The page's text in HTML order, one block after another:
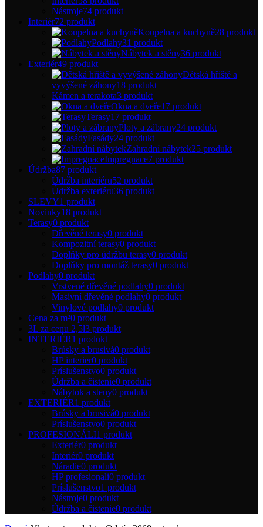
Nástroje74 produkt
Interiér72 produkt
Koupelna a kuchyně28 produkt
Podlahy31 produkt
Nábytek a stěny36 produkt
Exteriér49 produkt
Dětská hřiště a
vyvýšené záhony18 produkt
Kámen a terakota3 produkt
Okna a dveře17 produkt
Terasy17 produkt
Ploty a zábrany24 produkt
Fasády24 produkt
Zahradní nábytek25 produkt
Impregnace7 produkt
Údržba87 produkt
Údržba interiéru52 produkt
Údržba exteriéru36 produkt
SLEVY1 produkt
Novinky18 produkt
Terasy0 produkt
Dřevěné terasy0 produkt
Kompozitní terasy0 produkt
Doplňky pro údržbu terasy0 produkt
Doplňky pro montáž terasy0 produkt
Podlahy0 produkt
Vrstvené dřevěné podlahy0 produkt
Masivní dřevěné podlahy0 produkt
Vinylové podlahy0 produkt
Cena za m²0 produkt
3L za cenu 2,5l3 produkt
INTERIÉR1 produkt
Brúsky a brusivá0 produkt
HP interier0 produkt
Príslušenstvo0 produkt
Údržba a čistenie0 produkt
Nábytok a steny0 produkt
EXTERIÉR1 produkt
Brúsky a brusivá0 produkt
Príslušenstvo0 produkt
PROFESIONÁLI1 produkt
Exteriér0 produkt
Interiér0 produkt
Náradie0 produkt
HP profesionali0 produkt
Príslušenstvo1 produkt
Nástroje0 produkt
Údržba a čistenie0 produkt